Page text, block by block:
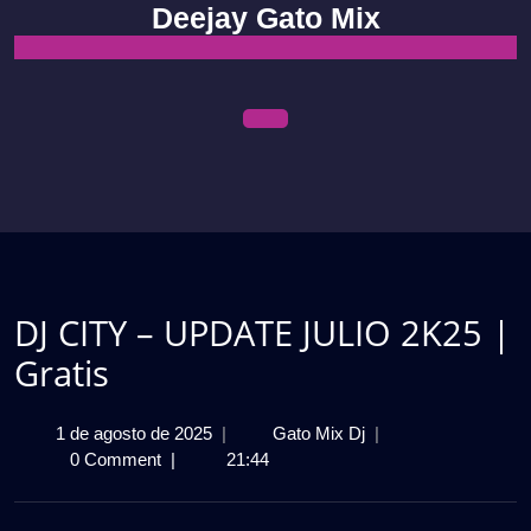
content
Deejay Gato Mix
DJ CITY – UPDATE JULIO 2K25 |
Gratis
1 de agosto de 20251
de
| Gato Mix DjDJ|
0 Comment | 21:44